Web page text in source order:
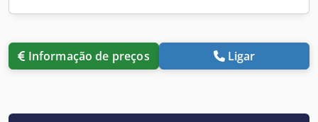
Informação de preços Ligar